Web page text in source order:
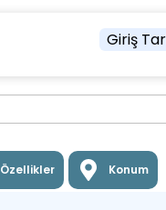
Giriş
Özellikler Konum